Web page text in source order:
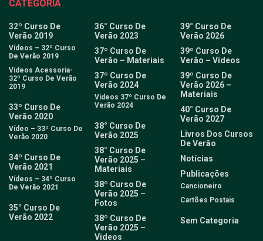
CATEGORIA
32º Curso De
Verão 2019
Vídeos – 32º Curso
De Verão 2019
Vídeos Acessoria-
32º Curso De Verão
2019
33º Curso De
Verão 2020
Vídeo – 33º Curso De
Verão 2020
34º Curso De
Verão 2021
Vídeos – 34º Curso
De Verão 2021
35° Curso De
Verão 2022
36° Curso De
Verão 2023
37º Curso De
Verão – Materiais
37º Curso De
Verão 2024
Vídeos 37º Curso De
Verão 2024
38° Curso De
Verão 2025
38° Curso De
Verão 2025 –
Materiais
38º Curso De
Verão 2025 –
Fotos
38º Curso De
Verão 2025 –
Videos
39° Curso De
Verão 2026
39º Curso De
Verão – Vídeos
39º Curso De
Verão 2026 –
Materiais
40° Curso De
Verão 2027
Livros Dos Cursos
De Verão
Notícias
Publicações
Cancioneiro
Cartões Postais
Sem Categoria